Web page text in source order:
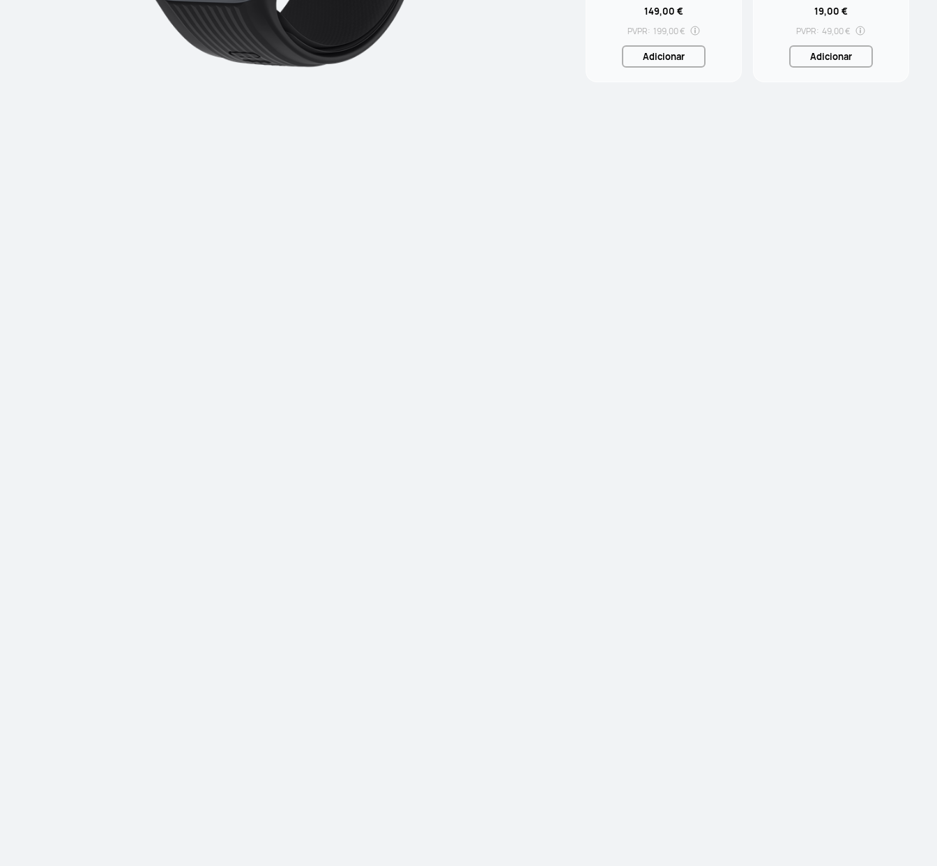
149,00 €
PVPR: 199,00 €
Adicionar
19,00 €
PVPR: 49,00 €
Adicionar